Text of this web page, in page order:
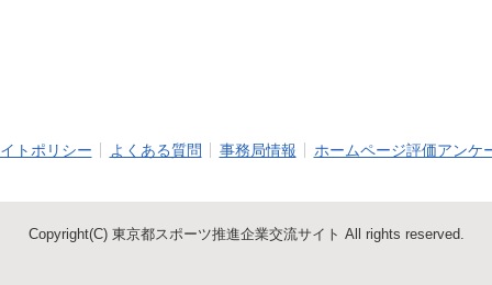
トポリシー よくある質問 事務局情報 ホームページ評価アンケ
Copyright(C) 東京都スポーツ推進企業交流サイト All rights reserved.